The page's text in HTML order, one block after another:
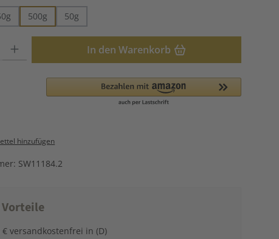
500g 50g
Gib den gewünschten Wert ein oder benutze die Schaltflächen
In den Warenkorb
hinzufügen
SW11184.2
Vorteile
€ versandkostenfrei in (D)